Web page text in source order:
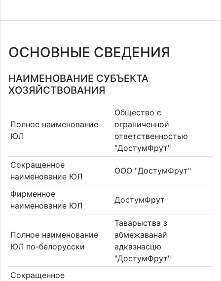
ОСНОВНЫЕ СВЕДЕНИЯ
НАИМЕНОВАНИЕ СУБЪЕКТА
ХОЗЯЙСТВОВАНИЯ
Полное наименование
ЮЛ
Общество с
ограниченной
ответственностью
"ДостумФрут"
Сокращенное
наименование ЮЛ
ООО "ДостумФрут"
Фирменное
наименование ЮЛ
ДостумФрут
Полное наименование
ЮЛ по-белорусски
Таварыства з
абмежаванай
адказнасцю
"ДостумФрут"
Сокращенное